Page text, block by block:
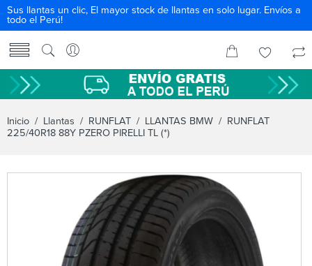
Sus llantas un clic, El mayor stock de llantas en solo lugar. Envíos a
todo el Perú!
Inicio / Llantas / RUNFLAT / LLANTAS BMW / RUNFLAT
225/40R18 88Y PZERO PIRELLI TL (*)